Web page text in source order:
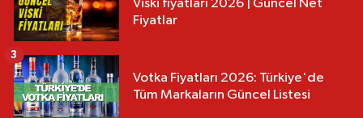
Viski fiyatları 2026 | Güncel Net
Fiyatlar
Votka Fiyatları 2026: Türkiye'de
Tüm Markaların Güncel Listesi
3